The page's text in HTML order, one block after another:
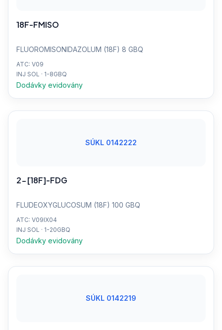
18F-FMISO
FLUOROMISONIDAZOLUM (18F) 8 GBQ
ATC: V09
INJ SOL · 1-8GBQ
Dodávky evidovány
SÚKL 0142222
2-[18F]-FDG
FLUDEOXYGLUCOSUM (18F) 100 GBQ
ATC: V09IX04
INJ SOL · 1-20GBQ
Dodávky evidovány
SÚKL 0142219